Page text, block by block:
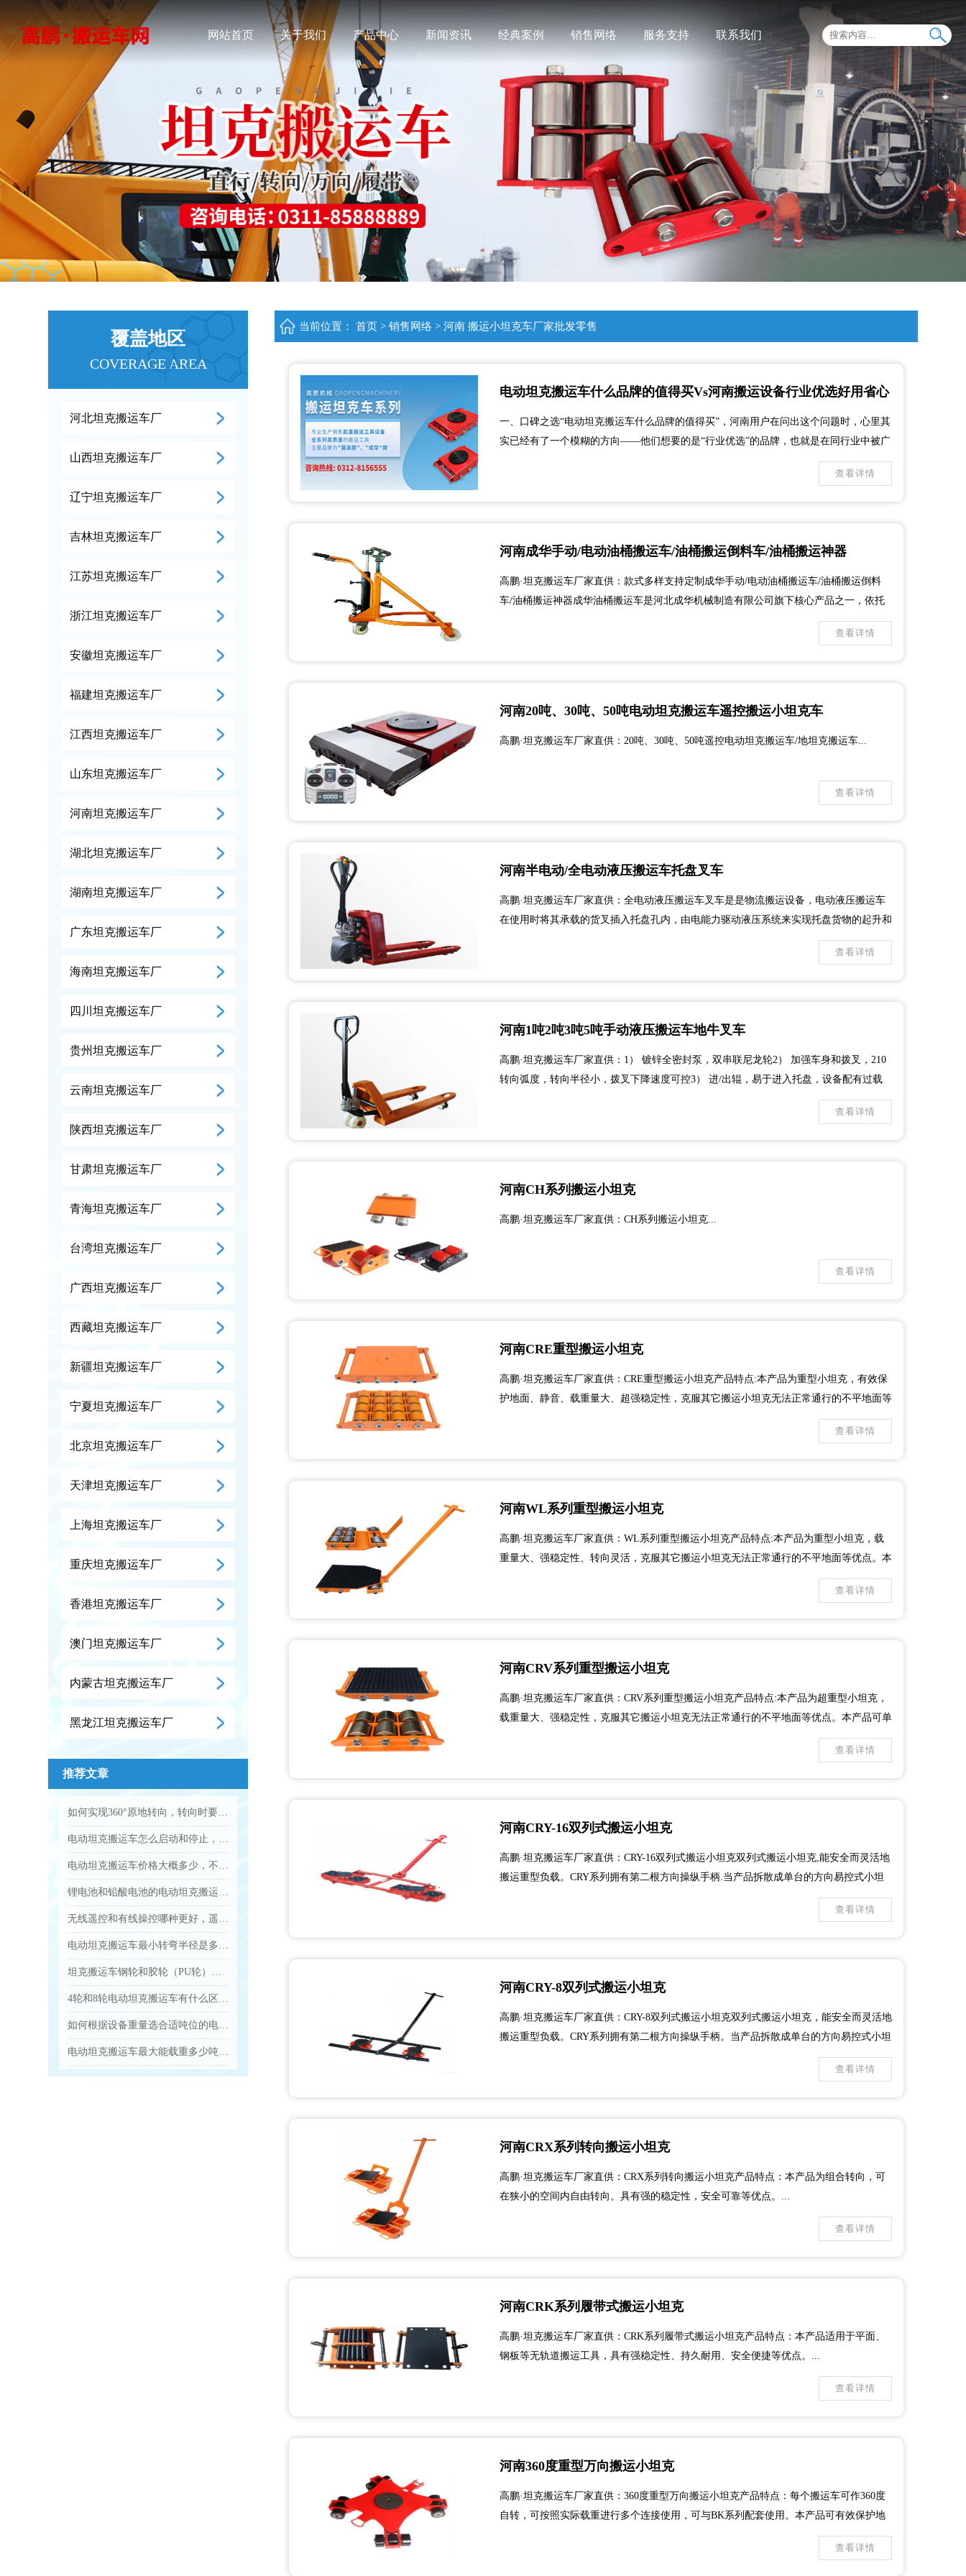
网站首页 关于我们 产品中心 新闻资讯 经典案例 销售网络 服务支持 联系我们
覆盖地区
COVERAGE AREA
河北坦克搬运车厂
山西坦克搬运车厂
辽宁坦克搬运车厂
吉林坦克搬运车厂
江苏坦克搬运车厂
浙江坦克搬运车厂
安徽坦克搬运车厂
福建坦克搬运车厂
江西坦克搬运车厂
山东坦克搬运车厂
河南坦克搬运车厂
湖北坦克搬运车厂
湖南坦克搬运车厂
广东坦克搬运车厂
海南坦克搬运车厂
四川坦克搬运车厂
贵州坦克搬运车厂
云南坦克搬运车厂
陕西坦克搬运车厂
甘肃坦克搬运车厂
青海坦克搬运车厂
台湾坦克搬运车厂
广西坦克搬运车厂
西藏坦克搬运车厂
新疆坦克搬运车厂
宁夏坦克搬运车厂
北京坦克搬运车厂
天津坦克搬运车厂
上海坦克搬运车厂
重庆坦克搬运车厂
香港坦克搬运车厂
澳门坦克搬运车厂
内蒙古坦克搬运车厂
黑龙江坦克搬运车厂
推荐文章
如何实现360°原地转向，转向时要注意什么？...
电动坦克搬运车怎么启动和停止，操作步骤是什么？...
电动坦克搬运车价格大概多少，不同吨位差价大吗？...
锂电池和铅酸电池的电动坦克搬运车怎么选？...
无线遥控和有线操控哪种更好，遥控距离多远？...
电动坦克搬运车最小转弯半径是多少，适合多窄的通道？...
坦克搬运车钢轮和胶轮（PU轮）分别适合什么地面，怎么选？...
4轮和8轮电动坦克搬运车有什么区别，怎么选？...
如何根据设备重量选合适吨位的电动坦克搬运车？...
电动坦克搬运车最大能载重多少吨？...
当前位置： 首页> 销售网络 > 河南搬运小坦克车厂家批发零售
电动坦克搬运车什么品牌的值得买Vs河南搬运设备行业优选好用省心
一、口碑之选“电动坦克搬运车什么品牌的值得买”，河南用户在问出这个问题时，心里其
实已经有了一个模糊的方向——他们想要的是“行业优选”的品牌，也就是在同行业中被广
泛认可、大家用了都说好、买了之后不用操心的产品。河南省是我国人口大省和经济大
查看详情
河南成华手动/电动油桶搬运车/油桶搬运倒料车/油桶搬运神器
高鹏·坦克搬运车厂家直供：款式多样支持定制成华手动/电动油桶搬运车/油桶搬运倒料
车/油桶搬运神器成华油桶搬运车是河北成华机械制造有限公司旗下核心产品之一，依托
公司三十余年轻小型起重机械研发生产经验，专为各类油桶搬运场景打造，兼具安全性、
查看详情
河南20吨、30吨、50吨电动坦克搬运车遥控搬运小坦克车
高鹏·坦克搬运车厂家直供：20吨、30吨、50吨遥控电动坦克搬运车/地坦克搬运车...
查看详情
河南半电动/全电动液压搬运车托盘叉车
高鹏·坦克搬运车厂家直供：全电动液压搬运车叉车是是物流搬运设备，电动液压搬运车
在使用时将其承载的货叉插入托盘孔内，由电能力驱动液压系统来实现托盘货物的起升和
下降，并由人力拉动完成搬运作业。 全电动液压搬运车主要特点： 该车结构严谨，做工
查看详情
河南1吨2吨3吨5吨手动液压搬运车地牛叉车
高鹏·坦克搬运车厂家直供：1） 镀锌全密封泵，双串联尼龙轮2） 加强车身和拨叉，210
转向弧度，转向半径小，拨叉下降速度可控3） 进/出辊，易于进入托盘，设备配有过载
阀，3位手动控制，耐用、通用且易于使用。4） 重型钢制可调节推杆/钢制c形槽/手柄底
座，粉末涂层油漆饰面5） 可重建泵，手柄螺栓设计，便于组装和拆卸。6） 选项：PU/
查看详情
河南CH系列搬运小坦克
高鹏·坦克搬运车厂家直供：CH系列搬运小坦克...
查看详情
河南CRE重型搬运小坦克
高鹏·坦克搬运车厂家直供：CRE重型搬运小坦克产品特点:本产品为重型小坦克，有效保
护地面、静音、载重量大、超强稳定性，克服其它搬运小坦克无法正常通行的不平地面等
优点。本产品可单台使用也可按设备的支撑点多台同时使用。可根据客户要求和尺寸定制
查看详情
河南WL系列重型搬运小坦克
高鹏·坦克搬运车厂家直供：WL系列重型搬运小坦克产品特点:本产品为重型小坦克，载
重量大、强稳定性、转向灵活，克服其它搬运小坦克无法正常通行的不平地面等优点。本
产品可单台使用也可按设备的支撑点多台同时使用。可根据客户要求和尺寸定制各类重型
查看详情
河南CRV系列重型搬运小坦克
高鹏·坦克搬运车厂家直供：CRV系列重型搬运小坦克产品特点:本产品为超重型小坦克，
载重量大、强稳定性，克服其它搬运小坦克无法正常通行的不平地面等优点。本产品可单
台使用也可按设备的支撑点多台同时使用。可根据客户要求和尺寸定制各类重型搬运小坦
查看详情
河南CRY-16双列式搬运小坦克
高鹏·坦克搬运车厂家直供：CRY-16双列式搬运小坦克双列式搬运小坦克,能安全而灵活地
搬运重型负载。CRY系列拥有第二根方向操纵手柄.当产品拆散成单台的方向易控式小坦
克使用时,可发挥作用。交货清单中的第二根操纵手柄.是当产品拆散成不相连的一对 CRY
查看详情
河南CRY-8双列式搬运小坦克
高鹏·坦克搬运车厂家直供：CRY-8双列式搬运小坦克双列式搬运小坦克，能安全而灵活地
搬运重型负载。CRY系列拥有第二根方向操纵手柄。当产品拆散成单台的方向易控式小坦
克使用时，可发挥作用。交货清单中的第二根操纵手柄,是当产品拆散成不相连的一对
查看详情
河南CRX系列转向搬运小坦克
高鹏·坦克搬运车厂家直供：CRX系列转向搬运小坦克产品特点：本产品为组合转向，可
在狭小的空间内自由转向。具有强的稳定性，安全可靠等优点。...
查看详情
河南CRK系列履带式搬运小坦克
高鹏·坦克搬运车厂家直供：CRK系列履带式搬运小坦克产品特点：本产品适用于平面、
钢板等无轨道搬运工具，具有强稳定性、持久耐用、安全便捷等优点。...
查看详情
河南360度重型万向搬运小坦克
高鹏·坦克搬运车厂家直供：360度重型万向搬运小坦克产品特点：每个搬运车可作360度
自转，可按照实际载重进行多个连接使用，可与BK系列配套使用。本产品可有效保护地
查看详情